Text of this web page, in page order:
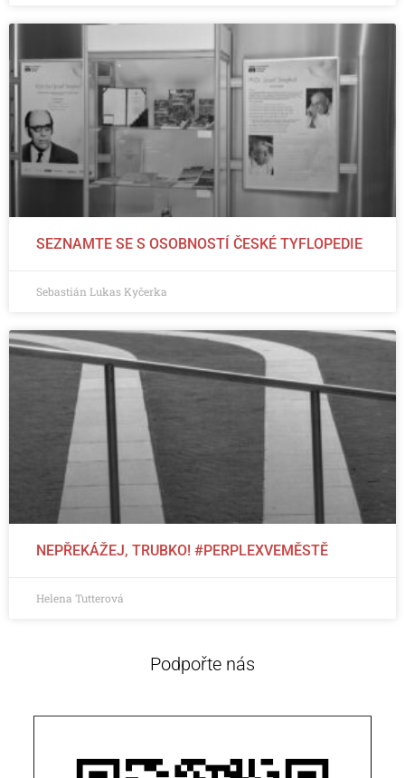
SEZNAMTE SE S OSOBNOSTÍ ČESKÉ TYFLOPEDIE
Sebastián Lukas Kyčerka
NEPŘEKÁŽEJ, TRUBKO! #PERPLEXVEMĚSTĚ
Helena Tutterová
Podpořte nás